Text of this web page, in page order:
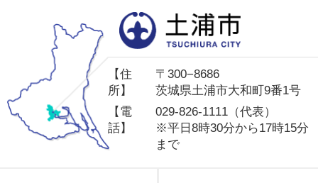
【住
所】
〒300−8686
茨城県土浦市大和町9番1号
【電
話】
029-826-1111（代表）
※平日8時30分から17時15分
まで